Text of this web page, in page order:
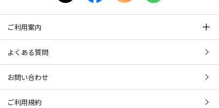
ご利用案内
よくある質問
お問い合わせ
ご利用規約